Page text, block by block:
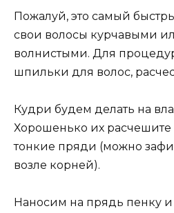
Пожалуй, это самый
свои волосы курчавыми
волнистыми. Для
шпильки для волос,
Кудри будем делать на
Хорошенько их расчешите
тонкие пряди (можно
возле корней).
Наносим на прядь пенку